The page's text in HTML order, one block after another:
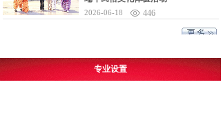
2026-06-18 446
专业设置